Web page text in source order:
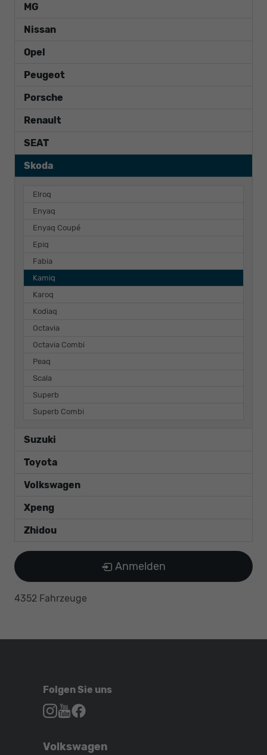
MG
Nissan
Opel
Peugeot
Porsche
Renault
SEAT
Skoda
Elroq
Enyaq
Enyaq Coupé
Epiq
Fabia
Kamiq
Karoq
Kodiaq
Octavia
Octavia Combi
Peaq
Scala
Superb
Superb Combi
Suzuki
Toyota
Volkswagen
Xpeng
Zhidou
Anmelden
4352 Fahrzeuge
Folgen Sie uns
Autohaus
Sie
Autohaus
Sie Sie
Volkswagen